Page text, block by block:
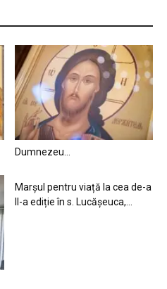
Dumnezeu…
Marșul pentru viață la cea de-a
II-a ediție în s. Lucășeuca,...